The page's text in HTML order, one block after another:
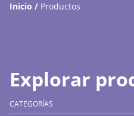
Inicio / Productos
Explorar
CATEGORÍAS